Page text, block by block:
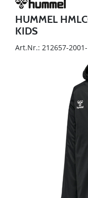
HUMMEL
KIDS
Art.Nr.: 212657-